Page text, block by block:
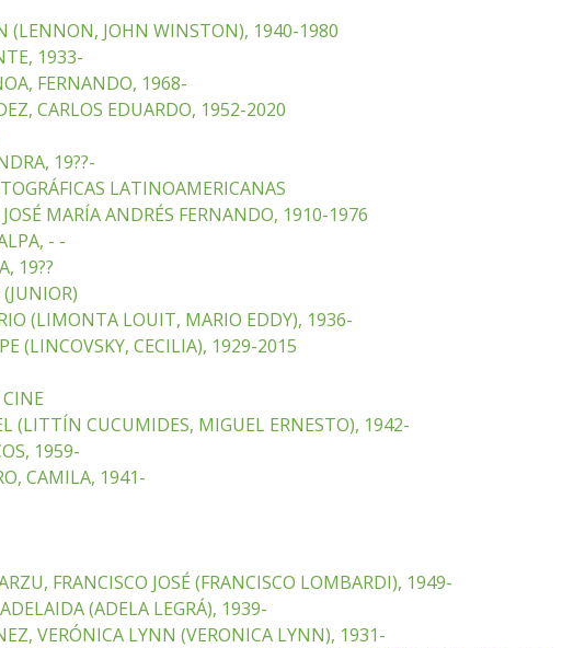
(LENNON, JOHN WINSTON), 1940-1980
1933-
FERNANDO, 1968-
CARLOS EDUARDO, 1952-2020
19??-
LATINOAMERICANAS
MARÍA ANDRÉS FERNANDO, 1910-1976
- -
19??
(LIMONTA LOUIT, MARIO EDDY), 1936-
(LINCOVSKY, CECILIA), 1929-2015
(LITTÍN CUCUMIDES, MIGUEL ERNESTO), 1942-
1959-
CAMILA, 1941-
FRANCISCO JOSÉ (FRANCISCO LOMBARDI), 1949-
(ADELA LEGRÁ), 1939-
VERÓNICA LYNN (VERONICA LYNN), 1931-